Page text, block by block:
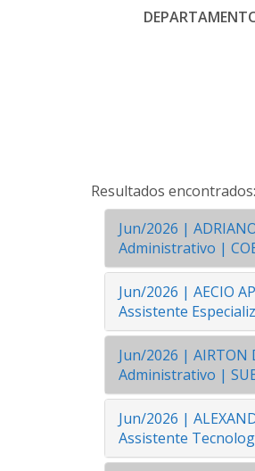
Resultados
Jun/2026 |
Administrativo |
Jun/2026 | AECIO
Assistente
Jun/2026 | AIRTON
Administrativo |
Jun/2026 |
Assistente